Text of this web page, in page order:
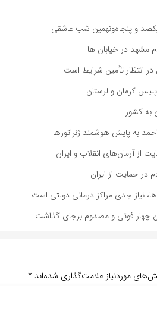
یکصد و پنجاه‌ونهمین شب عاشقی
مشهد در خیابان ها
در انتظار تأمین شرایط است
کرمان و لرستان
به پایش هوشمند ژنراتورها
از آرمان‌های انقلاب و ایران
در حمایت از ایران
نیاز جدی مراکز درمانی دولتی است
چهار فوتی و مصدوم برجای گذاشت
موردنیاز علامت‌گذاری شده‌اند *